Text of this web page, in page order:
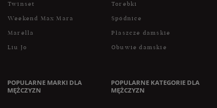
Twinset
Weekend Max Mara
Marella
Liu Jo
Torebki
Spódnice
Płaszcze damskie
Obuwie damskie
POPULARNE MARKI DLA
MĘŻCZYZN
POPULARNE KATEGORIE DLA
MĘŻCZYZN